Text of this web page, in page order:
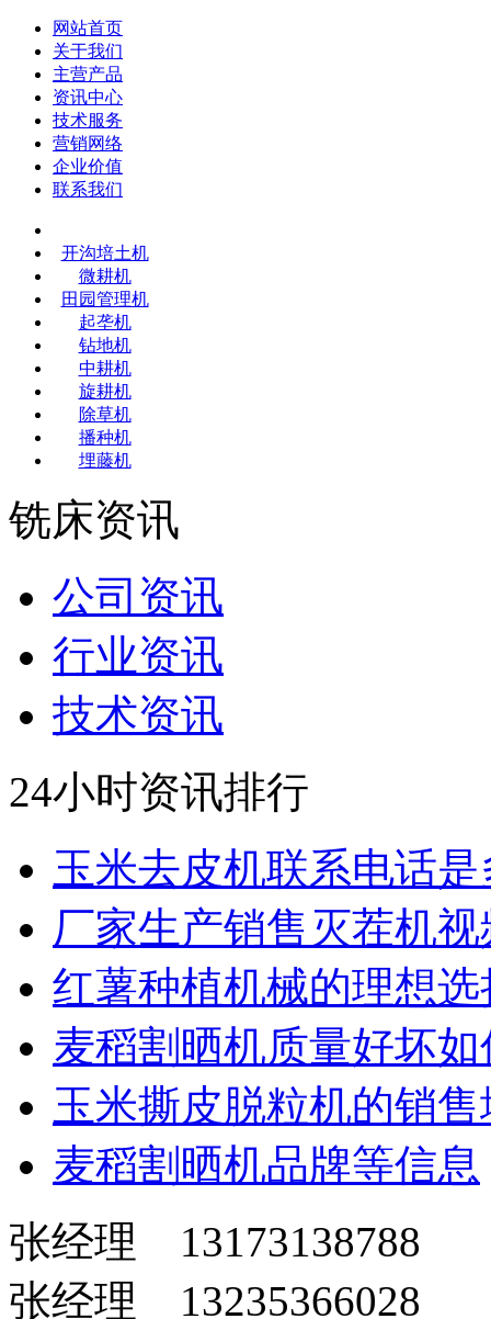
网站首页
关于我们
主营产品
资讯中心
技术服务
营销网络
企业价值
联系我们
开沟培土机
微耕机
田园管理机
起垄机
钻地机
中耕机
旋耕机
除草机
播种机
埋藤机
铣床资讯
公司资讯
行业资讯
技术资讯
24小时资讯排行
玉米去皮机联系电话
厂家生产销售灭茬机视
红薯种植机械的理想选
麦稻割晒机质量好坏
玉米撕皮脱粒机的销
麦稻割晒机品牌等信息
张经理 13173138788
张经理 13235366028